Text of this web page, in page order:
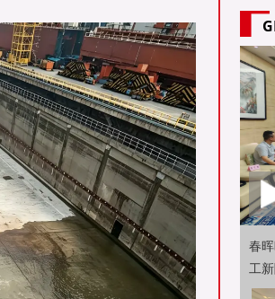
春
工